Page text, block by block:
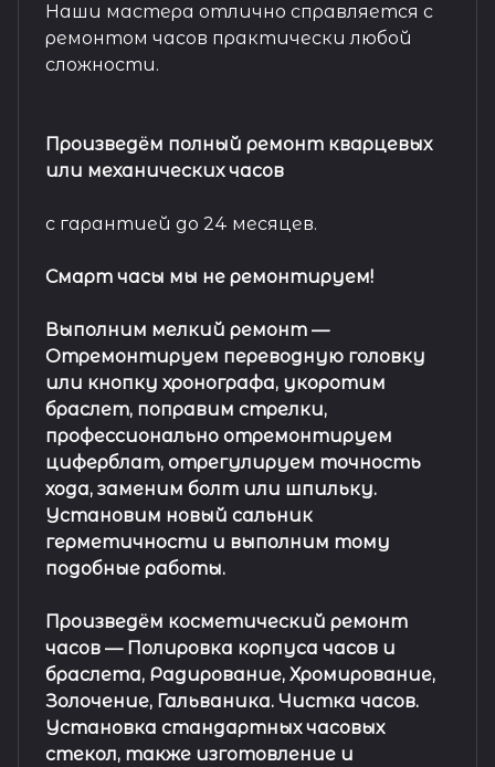
Наши мастера отлично справляется с
ремонтом часов практически любой
сложности.
Произведём полный ремонт кварцевых
или механических часов
с гарантией до 24 месяцев.
Смарт часы мы не ремонтируем!
Выполним мелкий ремонт —
Отремонтируем переводную головку
или кнопку хронографа, укоротим
браслет, поправим стрелки,
профессионально отремонтируем
циферблат, отрегулируем точность
хода, заменим болт или шпильку.
Установим новый сальник
герметичности и выполним тому
подобные работы.
Произведём косметический ремонт
часов — Полировка корпуса часов и
браслета, Радирование, Хромирование,
Золочение, Гальваника. Чистка часов.
Установка стандартных часовых
стекол, также изготовление и